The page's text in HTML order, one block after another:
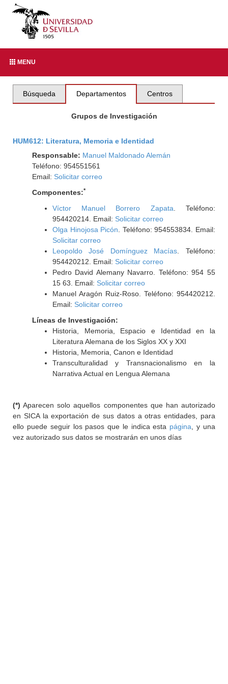
MENU
Búsqueda Departamentos Centros
Grupos de Investigación
HUM612: Literatura, Memoria e Identidad
Responsable: Manuel Maldonado Alemán
Teléfono: 954551561
Email: Solicitar correo
Componentes:*
Víctor Manuel Borrero Zapata . Teléfono:
954420214. Email: Solicitar correo
Olga Hinojosa Picón . Teléfono: 954553834. Email:
Solicitar correo
Leopoldo José Domínguez Macías . Teléfono:
954420212. Email: Solicitar correo
Pedro David Alemany Navarro. Teléfono: 954 55
15 63. Email: Solicitar correo
Manuel Aragón Ruiz-Roso. Teléfono: 954420212.
Email: Solicitar correo
Líneas de Investigación:
Historia, Memoria, Espacio e Identidad en la
Literatura Alemana de los Siglos XX y XXI
Historia, Memoria, Canon e Identidad
Transculturalidad y Transnacionalismo en la
Narrativa Actual en Lengua Alemana
(*) Aparecen solo aquellos componentes que han autorizado
en SICA la exportación de sus datos a otras entidades, para
ello puede seguir los pasos que le indica esta página , y una
vez autorizado sus datos se mostrarán en unos días